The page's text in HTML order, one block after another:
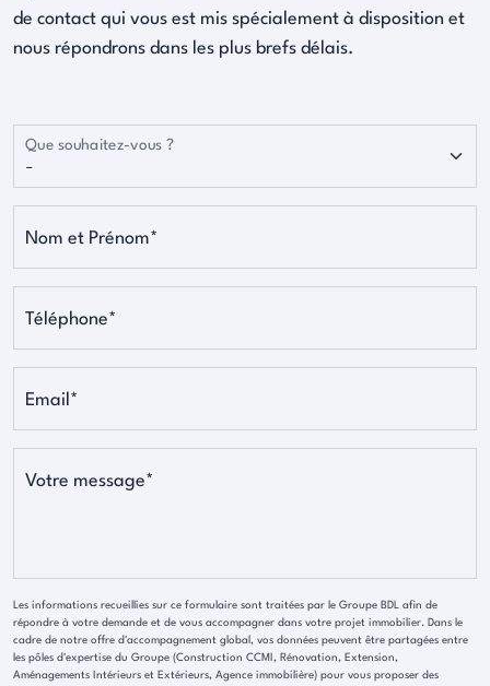
de contact qui vous est mis spécialement à disposition et
nous répondrons dans les plus brefs délais.
Que souhaitez-vous ?
Nom et Prénom*
Téléphone*
Email*
Votre message*
Les informations recueillies sur ce formulaire sont traitées par le Groupe BDL afin de
répondre à votre demande et de vous accompagner dans votre projet immobilier. Dans le
cadre de notre offre d'accompagnement global, vos données peuvent être partagées entre
les pôles d'expertise du Groupe (Construction CCMI, Rénovation, Extension,
Aménagements Intérieurs et Extérieurs, Agence immobilière) pour vous proposer des